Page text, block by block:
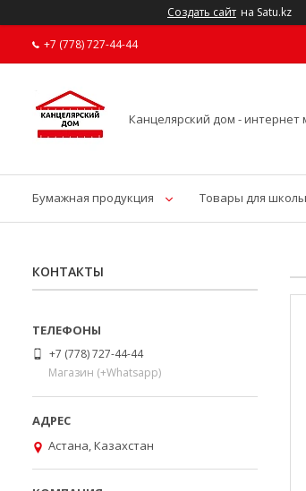
Создать сайт на Satu.kz
+7 (778) 727-44-44
Канцелярский дом - интернет
Бумажная продукция Товары для
КОНТАКТЫ
+7 (778) 727-44-44
Магазин (+Whatsapp)
Астана, Казахстан